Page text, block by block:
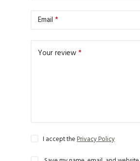
Email *
Your review*
I accept thePrivacy Policy